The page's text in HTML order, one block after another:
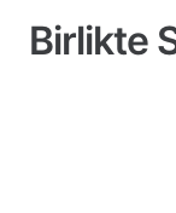
Birlikte